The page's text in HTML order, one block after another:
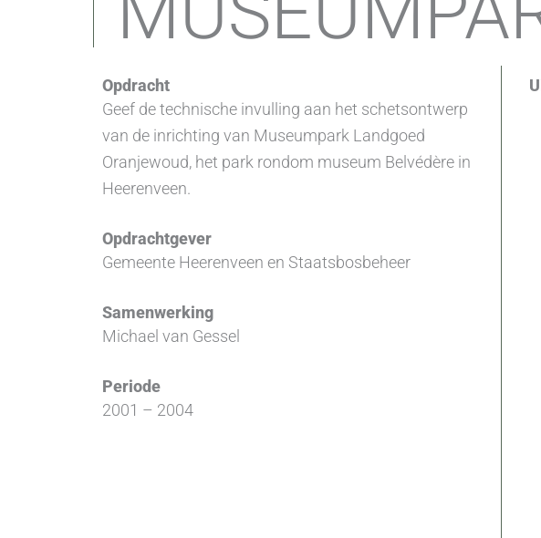
Opdracht
Geef de technische invulling aan het schetsontwerp
van de inrichting van Museumpark Landgoed
Oranjewoud, het park rondom museum Belvédère in
Heerenveen.
Opdrachtgever
Gemeente Heerenveen en Staatsbosbeheer
Samenwerking
Michael van Gessel
Periode
2001 – 2004